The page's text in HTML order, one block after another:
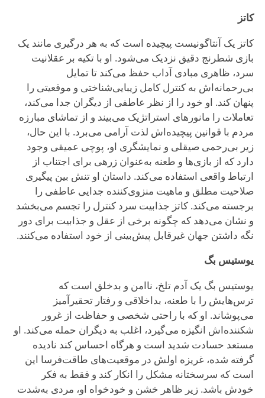
کاتز
کاتز یک آنتاگونیست پیچیده است که به هر درگیری مانند یک
بازی شطرنج دقیق نزدیک می‌شود. او با تکیه بر عقلانیت
سرد، ظاهری مبادی آداب حفظ می‌کند تا تمایل
بی‌رحمانه‌اش به کنترل کامل زیبایی‌شناختی و موقعیتی را
پنهان کند. او خود را از نظر عاطفی از دیگران جدا می‌کند،
تعاملات را مانورهای استراتژیک می‌بیند و از تماشای مبارزه
مردم با قوانین پیچیده‌اش لذت آرامی می‌برد. با این حال،
زیر بی‌رحمی صیقلی و نمایشگری او، پوچی عمیقی وجود
دارد که از بازی‌ها و طعنه به‌عنوان زرهی برای اجتناب از
ارتباط واقعی استفاده می‌کند. داستان او تنش بین پیگیری
صلاحیت مطلق و ماهیت منزوی‌کننده جدایی عاطفی را
برجسته می‌کند. کاتز جذابیت سرد کنترل را تجسم می‌بخشد
و نشان می‌دهد که چگونه برخی از عقل و جذابیت برای دور
نگه داشتن جهان غیرقابل پیش‌بینی از خود استفاده می‌کنند.
یوستیس بگ
یوستیس بگ یک آدم تلخ، ناامن و بدخلق است که
ترس‌هایش را با طعنه، بداخلاقی و رفتار تحقیرآمیز
می‌پوشاند. او که با راحتی شخصی و حفاظت از غرور
شکننده‌اش انگیزه می‌گیرد، اغلب به دیگران حمله می‌کند. او
مستعد حسادت شدید است و هرگاه احساس کند نادیده
گرفته شده، غریزه اولش در موقعیت‌های طاقت‌فرسا این
است که سرسختانه مشکل را انکار کند و فقط به فکر
خودش باشد. زیر ظاهر خشن و خودخواه او، مردی به‌شدت